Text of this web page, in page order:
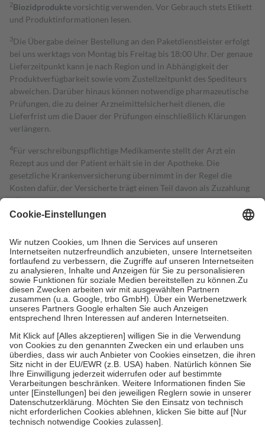
2Biozidproduktevorsichtig verwenden. Vor Gebrauch stets Etikett
und Produktinformationen lesen.
3Die Übergabe deiner Bestellung an den Paketdienstleister erfolgt
bei uns werktags von Montag bis Freitag bis 18:00 Uhr. Der genaue
Lieferzeitpunkt kann je nach Region und in Abhängigkeit der
Produktverfügbarkeit sowie vom Zustellzeitpunkt des Spediteurs
abweichen. Darüber hinaus können notwendige pharmazeutische
Prüfungen, die zu deiner Arzneimittelsicherheit dienen, die
Lieferfrist um die Dauer der Prüfungen einschließlich Klärungen
verlängern.
4Für verschreibungspflichtige Medikamente stellt der Arzt ein
Rezept aus und der Patient erhält sie in der Apotheke. Die
gesetzliche Krankenversicherung übernimmt in der Regel die
Kosten dafür, der Versicherte trägt einen Teil davon als Zuzahlung
mit.
Grundsätzlich leisten Mitglieder Zuzahlungen in Höhe von zehn
höchstens zehn Euro.
Es sind jedoch nie mehr als die tatsächlichen
Kosten der Leistung zu entrichten.
Diese Regeln gelten grundsätzlich auch für Online-Apotheken.
Bei Heilmitteln und häuslicher Krankenpflege beträgt die
Zuzahlung zehn Prozent der Kosten sowie zehn Euro je
Verordnung.
Um das Engagement der Versicherten für ihre eigene Gesundheit zu
stärken und die besondere Stellung der Familie zu unterstützen,
fallenkeine Zuzahlungenan bei:
• Kindern und Jugendlichen bis zum vollendeten 18. Lebensjahr
mit Ausnahme der Fahrkosten
• Untersuchungen zur Vorsorge und Früherkennung, die von der
GKV getragen werden
• empfohlenen Schutzimpfungen
• Harn- und Blutteststreifen